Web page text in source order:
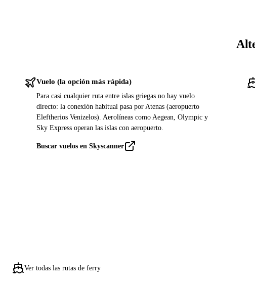
Vuelo (la opción más rápida)
Para casi cualquier ruta entre islas griegas no hay vuelo
directo: la conexión habitual pasa por Atenas (aeropuerto
Eleftherios Venizelos). Aerolíneas como Aegean, Olympic y
Sky Express operan las islas con aeropuerto.
Buscar vuelos en Skyscanner
Ver todas las rutas de ferry